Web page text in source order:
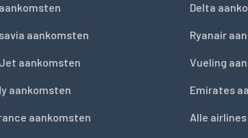
aankomsten
aankomsten
aankomsten
aankomsten
Delta
Ryanair
Vueling
Emirates
Alle airlines